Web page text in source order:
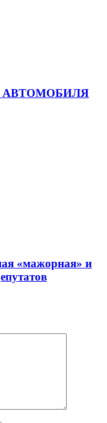
АВТОМОБИЛЯ
«мажорная» и